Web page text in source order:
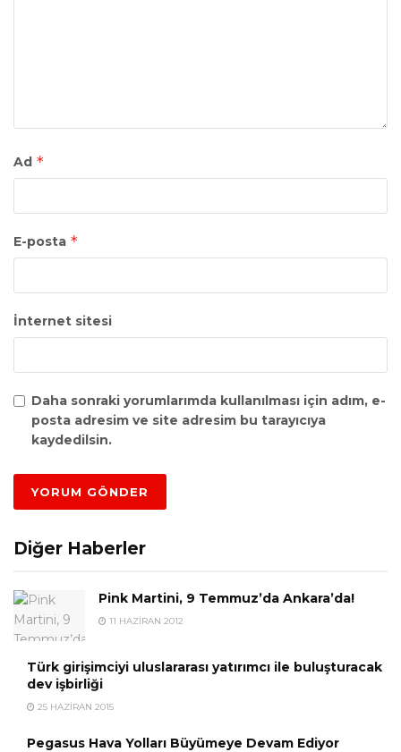
Ad *
E-posta *
İnternet sitesi
Daha sonraki yorumlarımda kullanılması için adım, e-
posta adresim ve site adresim bu tarayıcıya
kaydedilsin.
Diğer Haberler
Pink Martini, 9 Temmuz’da Ankara’da!
11 HAZIRAN 2012
Türk girişimciyi uluslararası yatırımcı ile buluşturacak
dev işbirliği
25 HAZIRAN 2015
Pegasus Hava Yolları Büyümeye Devam Ediyor